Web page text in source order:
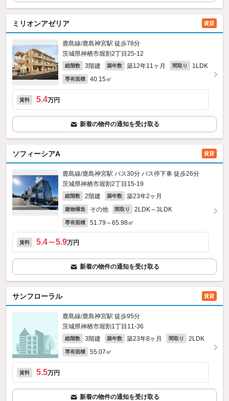
ミリオンアゼリア 賃貸
鹿島線/鹿島神宮駅 徒歩78分
茨城県神栖市堀割2丁目25-12
総階数 3階建 築年数 築12年11ヶ月 間取り 1LDK
専有面積 40.15㎡
賃料 5.4万円
新着の物件の通知を受け取る
ソフィーシアA 賃貸
鹿島線/鹿島神宮駅 バス30分 バス停下車 徒歩26分
茨城県神栖市堀割2丁目15-19
総階数 2階建 築年数 築23年2ヶ月
建物構造 その他 間取り 2LDK～3LDK
専有面積 51.79～65.98㎡
賃料 5.4～5.9万円
新着の物件の通知を受け取る
サンフローラル 賃貸
鹿島線/鹿島神宮駅 徒歩95分
茨城県神栖市堀割1丁目11-36
総階数 3階建 築年数 築23年8ヶ月 間取り 2LDK
専有面積 55.07㎡
賃料 5.5万円
新着の物件の通知を受け取る